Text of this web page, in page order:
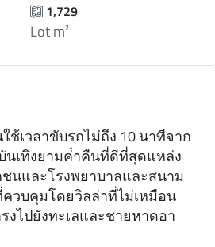
1,729
Lot m²
ช้เวลาขับรถไม่ถึง 10 นาทีจาก
เทิงยามค่ําคืนที่ดีที่สุดแหล่ง
ชนและโรงพยาบาลและสนาม
วบคุมโดยวิลล่าที่ไม่เหมือน
งไปยังทะเลและชายหาดอา